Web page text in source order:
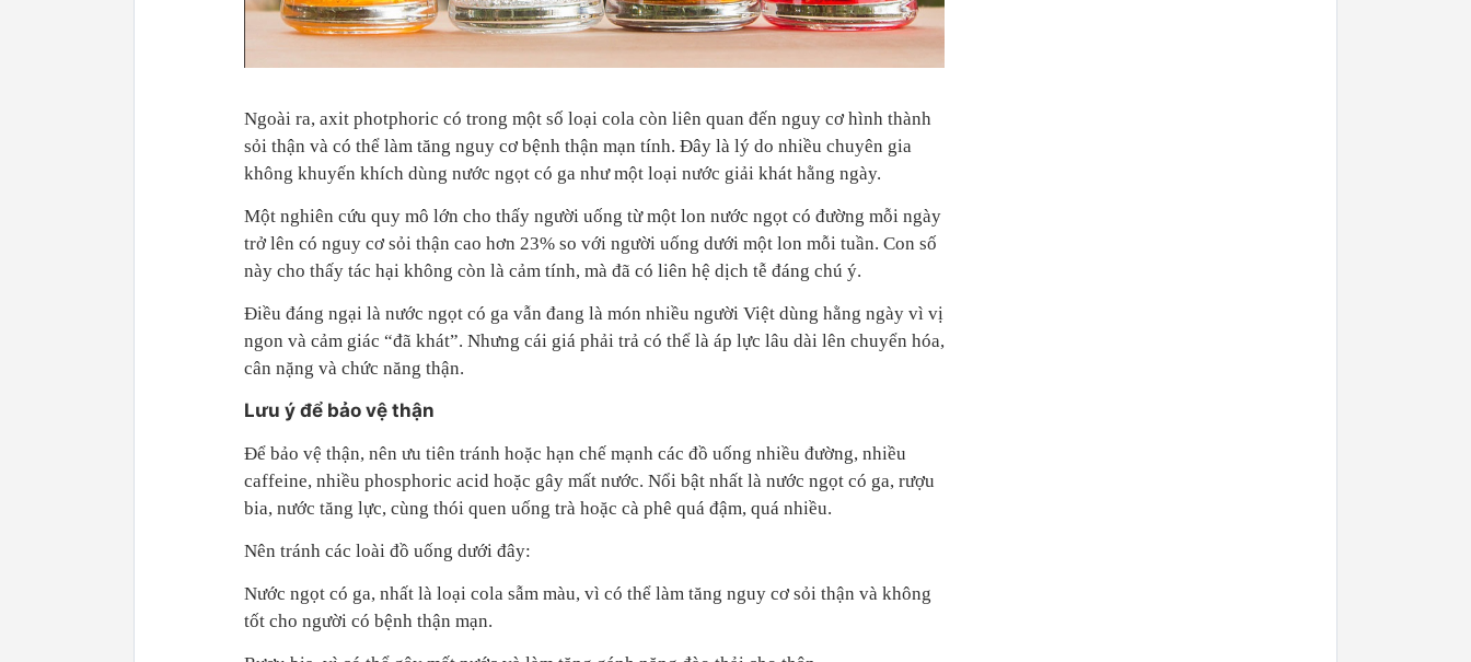
Ngoài ra, axit photphoric có trong một số loại cola còn liên quan đến nguy cơ hình thành
sỏi thận và có thể làm tăng nguy cơ bệnh thận mạn tính. Đây là lý do nhiều chuyên gia
không khuyến khích dùng nước ngọt có ga như một loại nước giải khát hằng ngày.
Một nghiên cứu quy mô lớn cho thấy người uống từ một lon nước ngọt có đường mỗi ngày
trở lên có nguy cơ sỏi thận cao hơn 23% so với người uống dưới một lon mỗi tuần. Con số
này cho thấy tác hại không còn là cảm tính, mà đã có liên hệ dịch tễ đáng chú ý.
Điều đáng ngại là nước ngọt có ga vẫn đang là món nhiều người Việt dùng hằng ngày vì vị
ngon và cảm giác “đã khát”. Nhưng cái giá phải trả có thể là áp lực lâu dài lên chuyển hóa,
cân nặng và chức năng thận.
Lưu ý để bảo vệ thận
Để bảo vệ thận, nên ưu tiên tránh hoặc hạn chế mạnh các đồ uống nhiều đường, nhiều
caffeine, nhiều phosphoric acid hoặc gây mất nước. Nổi bật nhất là nước ngọt có ga, rượu
bia, nước tăng lực, cùng thói quen uống trà hoặc cà phê quá đậm, quá nhiều.
Nên tránh các loài đồ uống dưới đây:
Nước ngọt có ga, nhất là loại cola sẫm màu, vì có thể làm tăng nguy cơ sỏi thận và không
tốt cho người có bệnh thận mạn.